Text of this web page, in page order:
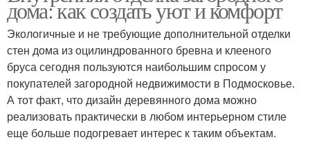
дома: как создать уют и комфорт
Экологичные и не требующие дополнительной отделки
стен дома из оцилиндрованного бревна и клееного
бруса сегодня пользуются наибольшим спросом у
покупателей загородной недвижимости в Подмосковье.
А тот факт, что дизайн деревянного дома можно
реализовать практически в любом интерьерном стиле
еще больше подогревает интерес к таким объектам.